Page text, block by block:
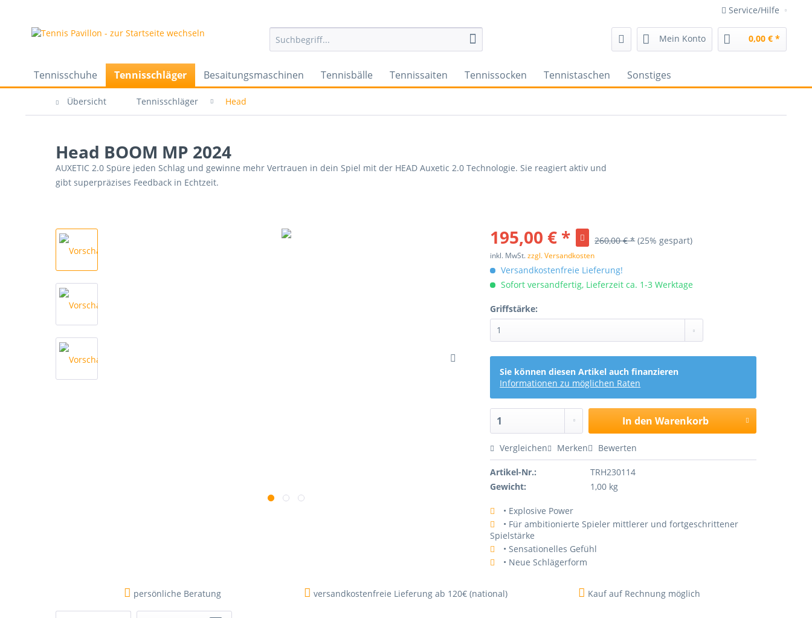
Service/Hilfe
Mein Konto 0,00 € *
Tennisschuhe Tennisschläger Besaitungsmaschinen Tennisbälle Tennissaiten Tennissocken Tennistaschen Sonstiges
Übersicht Tennisschläger Head
Head BOOM MP 2024
AUXETIC 2.0 Spüre jeden Schlag und gewinne mehr Vertrauen in dein Spiel mit der HEAD Auxetic 2.0 Technologie. Sie reagiert aktiv und
gibt superpräzises Feedback in Echtzeit.
195,00 € * 260,00 € * (25% gespart)
inkl. MwSt.zzgl. Versandkosten
Versandkostenfreie Lieferung!
Sofort versandfertig, Lieferzeit ca. 1-3 Werktage
Griffstärke:
Sie können diesen Artikel auch finanzieren
Informationen zu möglichen Raten
In den Warenkorb
Vergleichen Merken Bewerten
Artikel-Nr.:
TRH230114
Gewicht:
1,00 kg
• Explosive Power
• Für ambitionierte Spieler mittlerer und fortgeschrittener
Spielstärke
• Sensationelles Gefühl
• Neue Schlägerform
persönliche Beratung versandkostenfreie Lieferung ab 120€ (national) Kauf auf Rechnung möglich